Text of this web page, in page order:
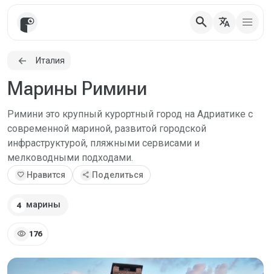
search translate
Италия
Марины Римини
Римини это крупный курортный город на Адриатике с
современной мариной, развитой городской
инфраструктурой, пляжными сервисами и
мелководными подходами.
favorite Нравится share Поделиться
4 марины
visibility 176